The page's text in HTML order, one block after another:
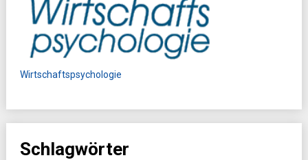
Wirtschaftspsychologie
Schlagwörter